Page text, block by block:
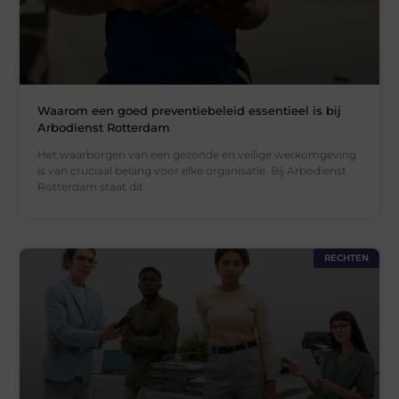
Waarom een goed preventiebeleid essentieel is bij
Arbodienst Rotterdam
Het waarborgen van een gezonde en veilige werkomgeving
is van cruciaal belang voor elke organisatie. Bij Arbodienst
Rotterdam staat dit
RECHTEN